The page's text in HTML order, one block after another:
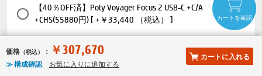
【40％OFF済】Poly Voyager Focus 2 USB-C +C/A
+CHS(55880円) [ +￥33,440 （税込） ]
≫ 説明を見る
価格 （税込） ： ￥307,670
≫ 構成確認 お気に入りに追加する
カートに入れる
カートを確認